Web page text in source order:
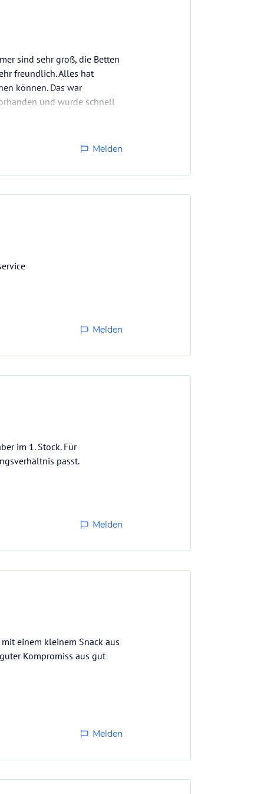
sind sehr groß, die Betten
freundlich. Alles hat
können. Das war
und wurde schnell
Melden
Melden
im 1. Stock. Für
passt.
Melden
einem kleinem Snack aus
Kompromiss aus gut
Melden